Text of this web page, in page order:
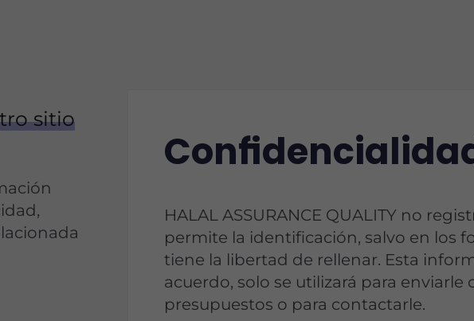
sitio
HALAL ASSURANCE QUALITY no
permite la identificación, salvo en los
tiene la libertad de rellenar. Esta
acuerdo, solo se utilizará para enviarle
presupuestos o para contactarle.